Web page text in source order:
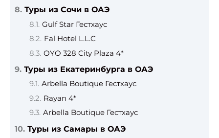
Туры из Сочи в ОАЭ
Gulf Star Гестхаус
Fal Hotel L.L.C
OYO 328 City Plaza 4*
Туры из Екатеринбурга в ОАЭ
Arbella Boutique Гестхаус
Rayan 4*
Arbella Boutique Гестхаус
Туры из Самары в ОАЭ